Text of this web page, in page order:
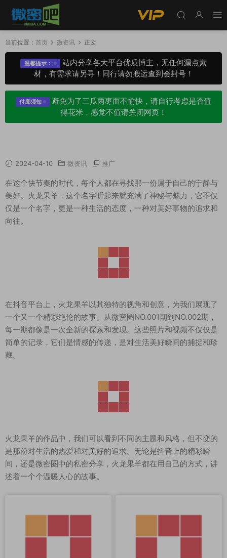
当前位置： 首页 微资讯 正文
温馨提示：
站内分享各大平台优质博主，无任何漏点素
材，有需求请另寻！同行请勿搬运查到会封号！
付废须知
避免为了三瓜两枣而不愉快，请自行考虑是否值
得花米，感觉不值请关闭网页！
2024-04-10 微资讯 推广
在这个快节奏的时代，每个人都在寻找那一份属于自己的宁静与
美好。火龙果羊，这个名字听起来就充满了神秘与魅力，它不仅
仅是一个名字，更是一种生活的态度，一种对美好事物的追求和
向往。
在抖音平台上，火龙果羊以其独特的视角和创意，为我们展现了
一个又一个精彩绝伦的故事。从微密圈NO.001期到NO.002期，
每一期都像是一次全新的探索和发现。这些照片和视频不仅仅是
简单的记录，它们是情感的传递，是对生活美好瞬间的捕捉和珍
藏。
火龙果羊的作品中，我们可以看到不同的主题和风格，但不变的
是那份对生活的热爱和对美好的追求。无论是抖音上的精彩瞬
间，还是微密圈中的私密分享，火龙果羊都在用自己的方式，讲
述着一个个温暖人心的故事。